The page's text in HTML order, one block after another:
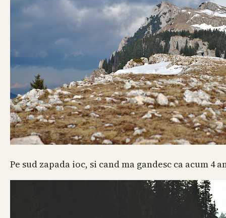
Pe sud zapada ioc, si cand ma gandesc ca acum